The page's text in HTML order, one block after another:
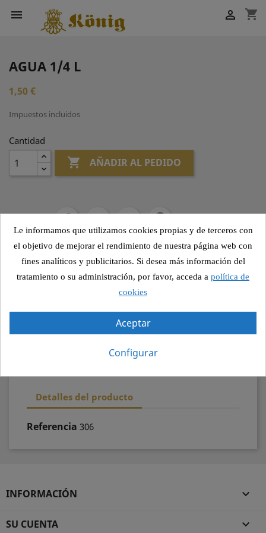
 shopping_cart

AGUA 1/4 L
1,50 €
Impuestos incluidos
Cantidad
 AÑADIR AL PEDIDO
Pago seguro
100% calidad
Detalles del producto
Referencia 306
INFORMACIÓN 
SU CUENTA 
Le informamos que utilizamos cookies propias y de terceros con
el objetivo de mejorar el rendimiento de nuestra página web con
fines analíticos y publicitarios. Si desea más información del
tratamiento o su administración, por favor, acceda a política de
cookies
Aceptar
Configurar